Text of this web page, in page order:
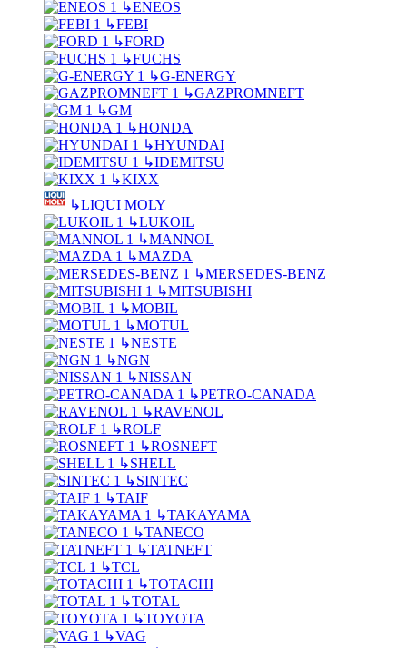
↳ENEOS
↳FEBI
↳FORD
↳FUCHS
↳G-ENERGY
↳GAZPROMNEFT
↳GM
↳HONDA
↳HYUNDAI
↳IDEMITSU
↳KIXX
↳LIQUI MOLY
↳LUKOIL
↳MANNOL
↳MAZDA
↳MERSEDES-BENZ
↳MITSUBISHI
↳MOBIL
↳MOTUL
↳NESTE
↳NGN
↳NISSAN
↳PETRO-CANADA
↳RAVENOL
↳ROLF
↳ROSNEFT
↳SHELL
↳SINTEC
↳TAIF
↳TAKAYAMA
↳TANECO
↳TATNEFT
↳TCL
↳TOTACHI
↳TOTAL
↳TOYOTA
↳VAG